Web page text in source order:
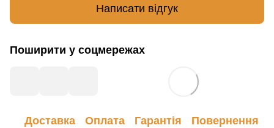
Написати відгук
Поширити у соцмережах
Доставка Оплата Гарантія Повернення